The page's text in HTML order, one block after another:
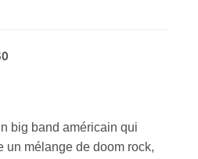
big band américain qui
un mélange de doom rock,